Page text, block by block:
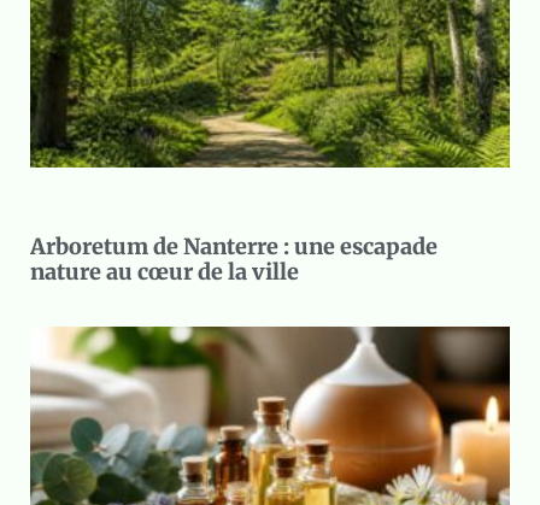
Arboretum de Nanterre : une escapade
nature au cœur de la ville